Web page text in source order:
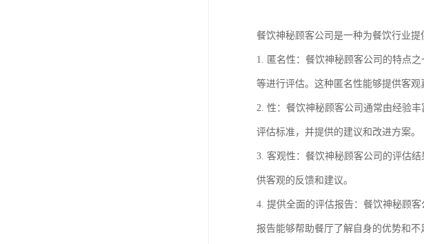
餐饮神秘顾客公司是一种为餐饮行业提
1. 匿名性：餐饮神秘顾客公司的特点
等进行评估。这种匿名性能够提供客观
2. 性：餐饮神秘顾客公司通常由经验
评估标准，并提供的建议和改进方案。
3. 客观性：餐饮神秘顾客公司的评估
供客观的反馈和建议。
4. 提供全面的评估报告：餐饮神秘顾
报告能够帮助餐厅了解自身的优势和不